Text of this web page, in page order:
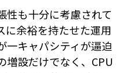
性も十分に考慮されて
に余裕を持たせた運用
一キャパシティが逼迫
増設だけでなく、CPU